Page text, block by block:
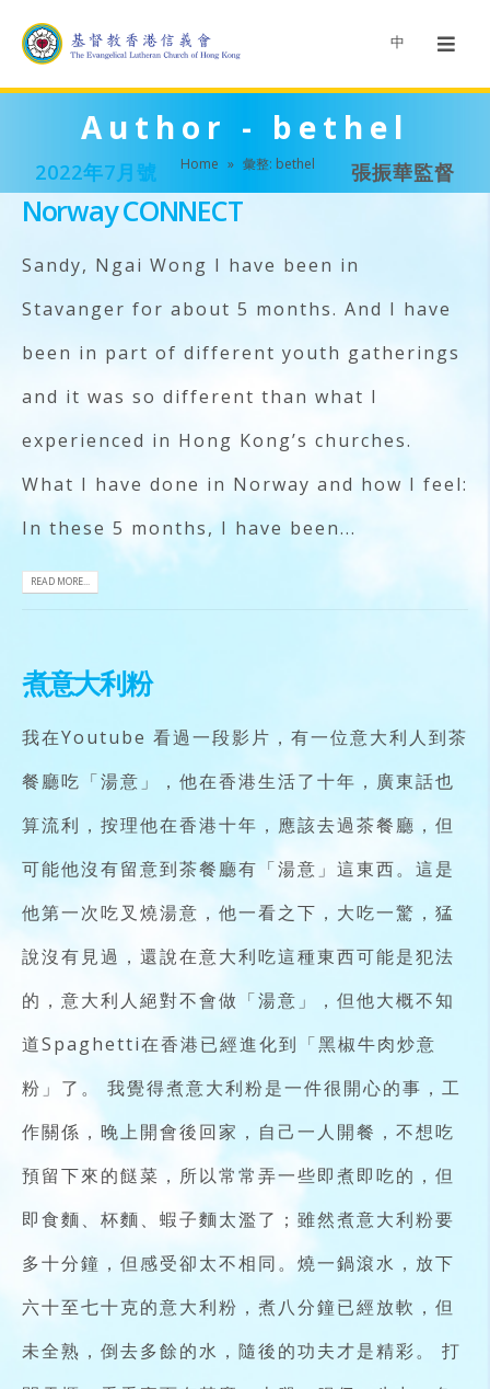
中
Author - bethel
Home » 彙整: bethel
Norway CONNECT
Sandy, Ngai Wong I have been in
Stavanger for about 5 months. And I have
been in part of different youth gatherings
and it was so different than what I
experienced in Hong Kong’s churches.
What I have done in Norway and how I feel:
In these 5 months, I have been...
READ MORE...
2022年7月號
煮意大利粉
張振華監督
我在Youtube 看過一段影片，有一位意大利人到茶
餐廳吃「湯意」，他在香港生活了十年，廣東話也
算流利，按理他在香港十年，應該去過茶餐廳，但
可能他沒有留意到茶餐廳有「湯意」這東西。這是
他第一次吃叉燒湯意，他一看之下，大吃一驚，猛
說沒有見過，還說在意大利吃這種東西可能是犯法
的，意大利人絕對不會做「湯意」，但他大概不知
道Spaghetti在香港已經進化到「黑椒牛肉炒意
粉」了。 我覺得煮意大利粉是一件很開心的事，工
作關係，晚上開會後回家，自己一人開餐，不想吃
預留下來的餸菜，所以常常弄一些即煮即吃的，但
即食麵、杯麵、蝦子麵太濫了；雖然煮意大利粉要
多十分鐘，但感受卻太不相同。燒一鍋滾水，放下
六十至七十克的意大利粉，煮八分鐘已經放軟，但
未全熟，倒去多餘的水，隨後的功夫才是精彩。 打